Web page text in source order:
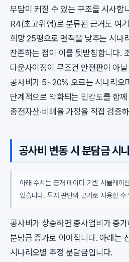
부담이 커질 수 있는 구조를 시사합
R4(초고위험)로 분류된 근거도 여
희망 25평으로 면적을 낮추는 시나
잔존하는 점이 이를 뒷받침합니다.
다운사이징이 무조건 안전판이 아
공사비가 5~20% 오르는 시나리오
단계적으로 악화되는 민감도를 함
종전자산·비례율 가정을 직접 검증
공사비 변동 시 분담금 시
아래 수치는 공개 데이터 기반 시뮬레이
있습니다. 투자 판단의 근거로 사용할 수
공사비가 상승하면 총사업비가 증
분담금 증가로 이어집니다. 아래는
시나리오별 추정 분담금입니다.